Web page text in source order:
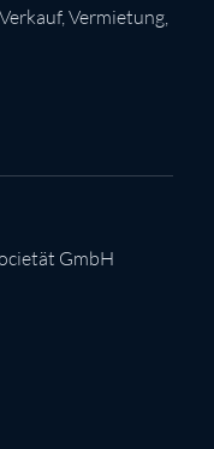
Vermietung,
GmbH